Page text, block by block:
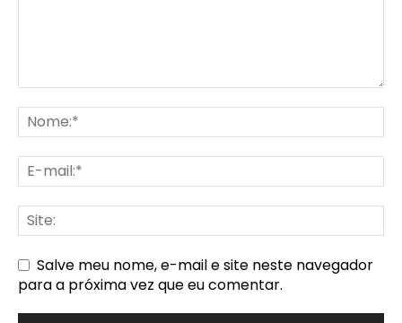
Salve meu nome, e-mail e site neste navegador
para a próxima vez que eu comentar.